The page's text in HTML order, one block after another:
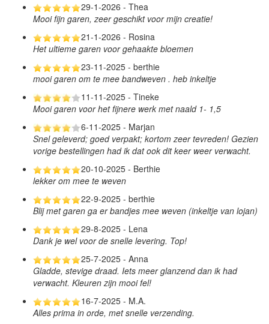
29-1-2026 - Thea
Mooi fijn garen, zeer geschikt voor mijn creatie!
21-1-2026 - Rosina
Het ultieme garen voor gehaakte bloemen
23-11-2025 - berthie
mooi garen om te mee bandweven . heb inkeltje
11-11-2025 - Tineke
Mooi garen voor het fijnere werk met naald 1- 1,5
6-11-2025 - Marjan
Snel geleverd; goed verpakt; kortom zeer tevreden! Gezien
vorige bestellingen had ik dat ook dit keer weer verwacht.
20-10-2025 - Berthie
lekker om mee te weven
22-9-2025 - berthie
Blij met garen ga er bandjes mee weven (inkeltje van lojan)
29-8-2025 - Lena
Dank je wel voor de snelle levering. Top!
25-7-2025 - Anna
Gladde, stevige draad. Iets meer glanzend dan ik had
verwacht. Kleuren zijn mooi fel!
16-7-2025 - M.A.
Alles prima in orde, met snelle verzending.